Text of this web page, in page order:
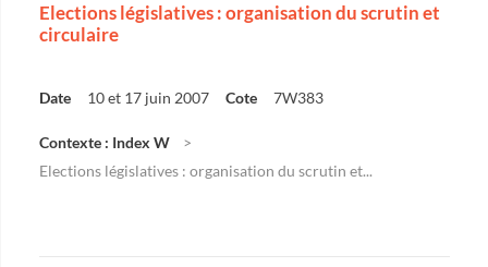
Elections législatives : organisation du scrutin et
circulaire
Date 10 et 17 juin 2007 Cote 7W383
Contexte : Index W
Elections législatives : organisation du scrutin et...